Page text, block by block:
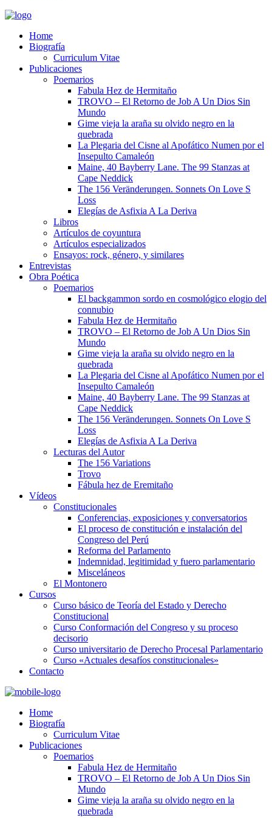
Home
Biografía
Curriculum Vitae​
Publicaciones
Poemarios
Fabula Hez de Hermitaño
TROVO – El Retorno de Job A Un Dios Sin
Mundo
Gime vieja la araña su olvido negro en la
quebrada
La Plegaria del Cisne al Apofático Numen por el
Insepulto Camaleón
Maine, 40 Bayberry Lane. The 99 Stanzas at
Cape Neddick
The 156 Veränderungen. Sonnets On Love S
Loss
Elegías de Asfixia A La Deriva
Libros
Artículos de coyuntura
Artículos especializados
Ensayos: rock, género, y similares
Entrevistas
Obra Poética
Poemarios
El backgammon sordo en cosmológico elogio del
connubio
Fabula Hez de Hermitaño
TROVO – El Retorno de Job A Un Dios Sin
Mundo
Gime vieja la araña su olvido negro en la
quebrada
La Plegaria del Cisne al Apofático Numen por el
Insepulto Camaleón
Maine, 40 Bayberry Lane. The 99 Stanzas at
Cape Neddick
The 156 Veränderungen. Sonnets On Love S
Loss
Elegías de Asfixia A La Deriva
Lecturas del Autor
The 156 Variations
Trovo
Fábula hez de Eremitaño
Vídeos
Constitucionales
Conferencias, exposiciones y conversatorios
El proceso de constitución e instalación del
Congreso del Perú
Reforma del Parlamento
Indemnidad, legitimidad y fuero parlamentario
Misceláneos
El Montonero
Cursos
Curso básico de Teoría del Estado y Derecho
Constitucional
Curso Conformación del Congreso y su proceso
decisorio
Curso universitario de Derecho Procesal Parlamentario
Curso «Actuales desafíos constitucionales»
Contacto
Home
Biografía
Curriculum Vitae​
Publicaciones
Poemarios
Fabula Hez de Hermitaño
TROVO – El Retorno de Job A Un Dios Sin
Mundo
Gime vieja la araña su olvido negro en la
quebrada